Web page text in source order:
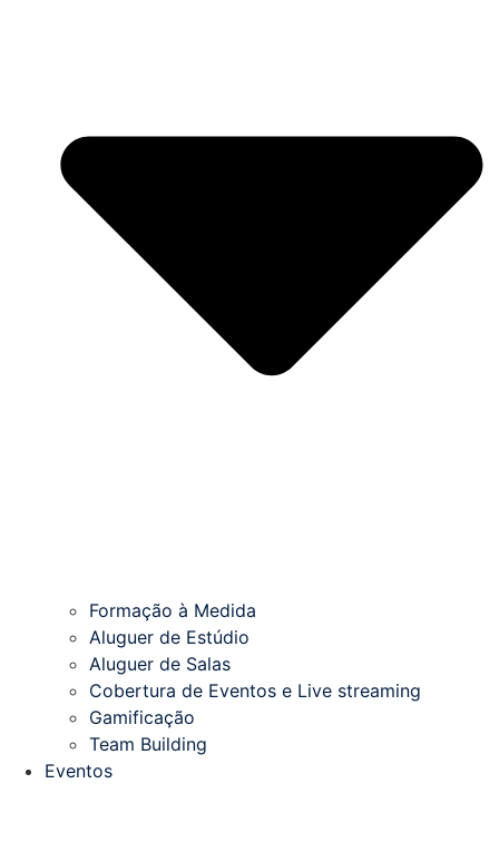
Formação à Medida
Aluguer de Estúdio
Aluguer de Salas
Cobertura de Eventos e Live streaming
Gamificação
Team Building
Eventos